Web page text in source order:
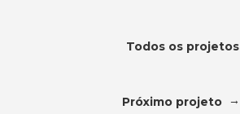
Todos os projetos
Próximo projeto →